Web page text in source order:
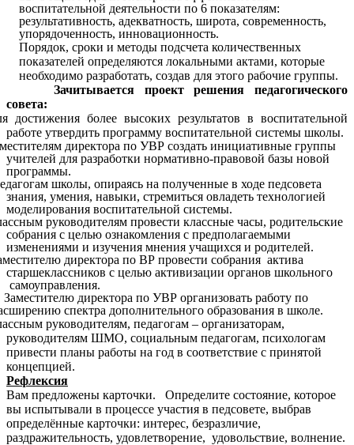
воспитательной деятельности по 6 показателям:
результативность, адекватность, широта, современность,
упорядоченность, инновационность.
Порядок, сроки и методы подсчета количественных
показателей определяются локальными актами, которые
необходимо разработать, создав для этого рабочие группы.
Зачитывается проект решения педагогического
совета:
достижения более высоких результатов в воспитательной
работе утвердить программу воспитательной системы школы.
директора по УВР создать инициативные группы
учителей для разработки нормативно-правовой базы новой
программы.
школы, опираясь на полученные в ходе педсовета
знания, умения, навыки, стремиться овладеть технологией
моделирования воспитательной системы.
руководителям провести классные часы, родительские
собрания с целью ознакомления с предполагаемыми
изменениями и изучения мнения учащихся и родителей.
директора по ВР провести собрания актива
старшеклассников с целью активизации органов школьного
самоуправления.
Заместителю директора по УВР организовать работу по
спектра дополнительного образования в школе.
руководителям, педагогам – организаторам,
руководителям ШМО, социальным педагогам, психологам
привести планы работы на год в соответствие с принятой
концепцией.
Рефлексия
Вам предложены карточки. Определите состояние, которое
вы испытывали в процессе участия в педсовете, выбрав
определённые карточки: интерес, безразличие,
раздражительность, удовлетворение, удовольствие, волнение.